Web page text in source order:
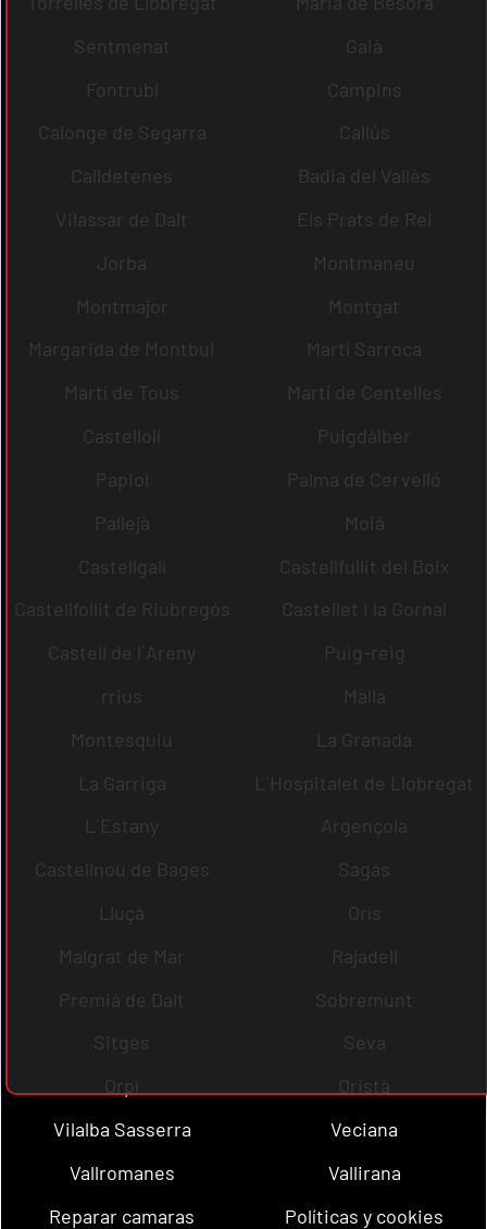
Sentmenat
Gaià
Fontrubí
Campins
Calonge de Segarra
Callús
Calldetenes
Badia del Vallès
Vilassar de Dalt
Els Prats de Rei
Jorba
Montmaneu
Montmajor
Montgat
Margarida de Montbui
Martí Sarroca
Martí de Tous
Martí de Centelles
Castellolí
Puigdàlber
Papiol
Palma de Cervelló
Pallejà
Moià
Castellgalí
Castellfullit del Boix
Castellfollit de Riubregós
Castellet i la Gornal
Castell de l´Areny
Puig-reig
rrius
Malla
Montesquiu
La Granada
La Garriga
L´Hospitalet de Llobregat
L´Estany
Argençola
Castellnou de Bages
Sagàs
Lluçà
Orís
Malgrat de Mar
Rajadell
Premià de Dalt
Sobremunt
Sitges
Seva
Orpí
Oristà
Vilalba Sasserra
Veciana
Vallromanes
Vallirana
Reparar camaras
Políticas y cookies